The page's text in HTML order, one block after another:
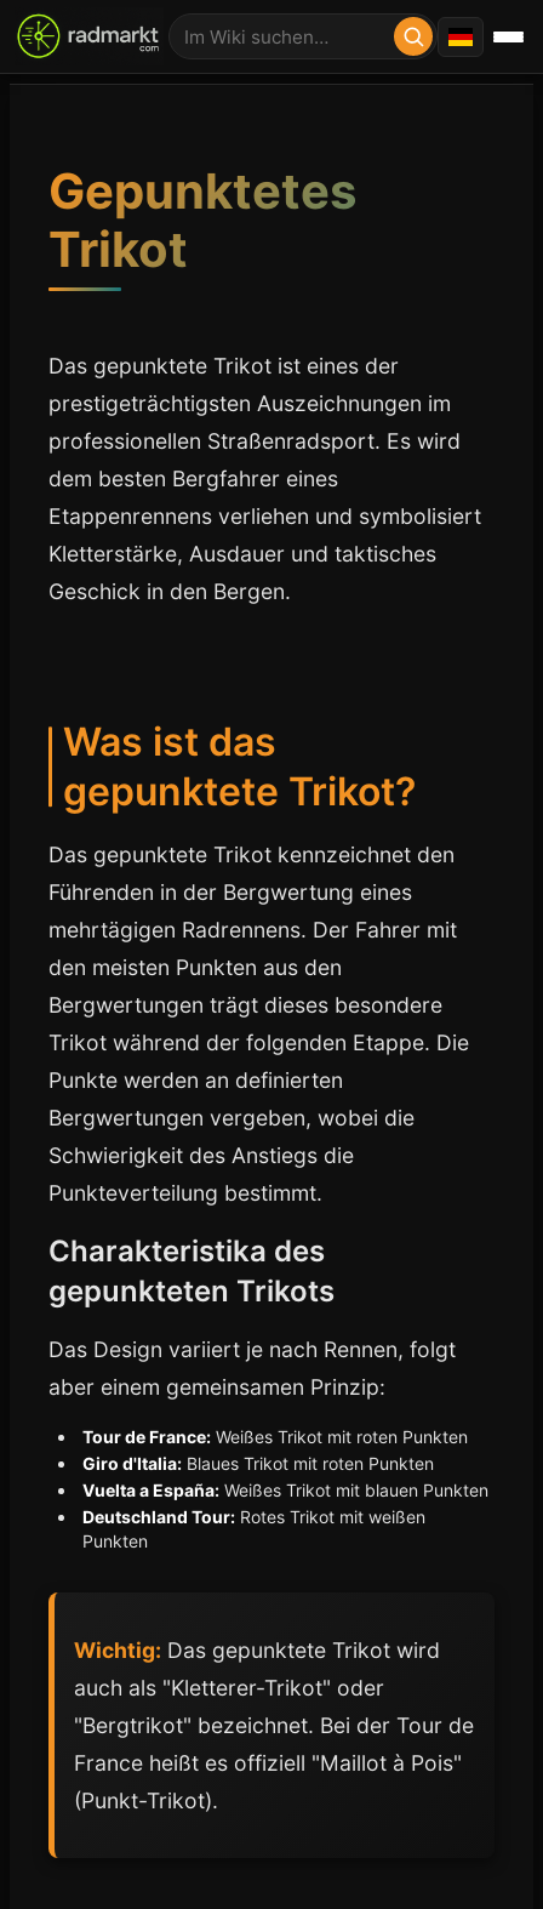
Gepunktetes
Trikot
Das gepunktete Trikot ist eines der
prestigeträchtigsten Auszeichnungen im
professionellen Straßenradsport. Es wird
dem besten Bergfahrer eines
Etappenrennens verliehen und symbolisiert
Kletterstärke, Ausdauer und taktisches
Geschick in den Bergen.
Was ist das
gepunktete Trikot?
Das gepunktete Trikot kennzeichnet den
Führenden in der Bergwertung eines
mehrtägigen Radrennens. Der Fahrer mit
den meisten Punkten aus den
Bergwertungen trägt dieses besondere
Trikot während der folgenden Etappe. Die
Punkte werden an definierten
Bergwertungen vergeben, wobei die
Schwierigkeit des Anstiegs die
Punkteverteilung bestimmt.
Charakteristika des
gepunkteten Trikots
Das Design variiert je nach Rennen, folgt
aber einem gemeinsamen Prinzip:
Tour de France: Weißes Trikot mit roten Punkten
Giro d'Italia: Blaues Trikot mit roten Punkten
Vuelta a España: Weißes Trikot mit blauen Punkten
Deutschland Tour: Rotes Trikot mit weißen
Punkten
Wichtig: Das gepunktete Trikot wird
auch als "Kletterer-Trikot" oder
"Bergtrikot" bezeichnet. Bei der Tour de
France heißt es offiziell "Maillot à Pois"
(Punkt-Trikot).